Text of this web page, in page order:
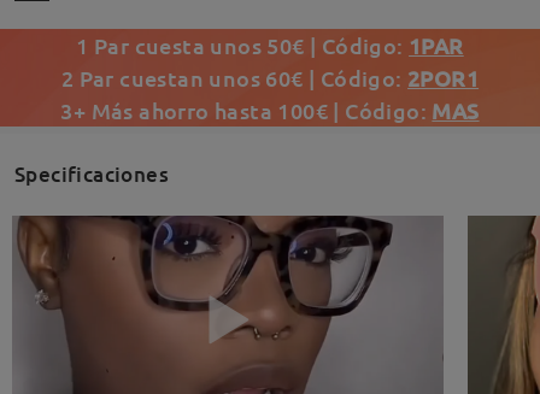
1 Par cuesta unos 50€ | Código: 1PAR
2 Par cuestan unos 60€ | Código: 2POR1
3+ Más ahorro hasta 100€ | Código: MAS
Specificaciones